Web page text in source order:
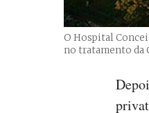
O Hospital
no tratamento da